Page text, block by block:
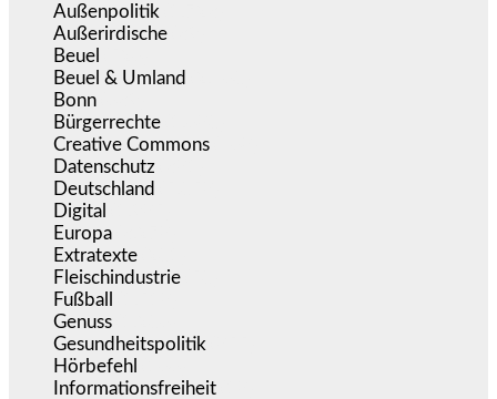
Außenpolitik
Außerirdische
Beuel
Beuel & Umland
Bonn
Bürgerrechte
Creative Commons
Datenschutz
Deutschland
Digital
Europa
Extratexte
Fleischindustrie
Fußball
Genuss
Gesundheitspolitik
Hörbefehl
Informationsfreiheit